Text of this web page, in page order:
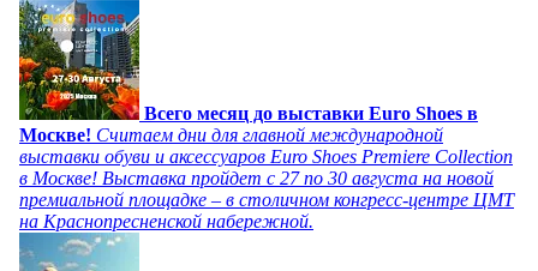
Всего месяц до выставки Euro Shoes в
Москве! Считаем дни для главной международной
выставки обуви и аксессуаров Euro Shoes Premiere Collection
в Москве! Выставка пройдет с 27 по 30 августа на новой
премиальной площадке – в столичном конгресс-центре ЦМТ
на Краснопресненской набережной.